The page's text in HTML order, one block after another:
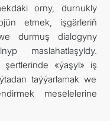
orny, durnukly
etmek, işgärleriň
durmuş dialogyny
maslahatlaşyldy.
şertlerinde «ýaşyl» iş
taýýarlamak we
meselelerine